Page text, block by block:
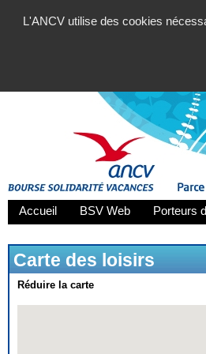
L'ANCV utilise des cookies
Accueil BSV Web Porteurs
Carte des loisirs
Réduire la carte